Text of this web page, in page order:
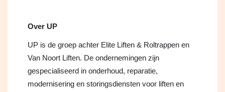
Over UP
UP is de groep achter Elite Liften & Roltrappen en
Van Noort Liften. De ondernemingen zijn
gespecialiseerd in onderhoud, reparatie,
modernisering en storingsdiensten voor liften en